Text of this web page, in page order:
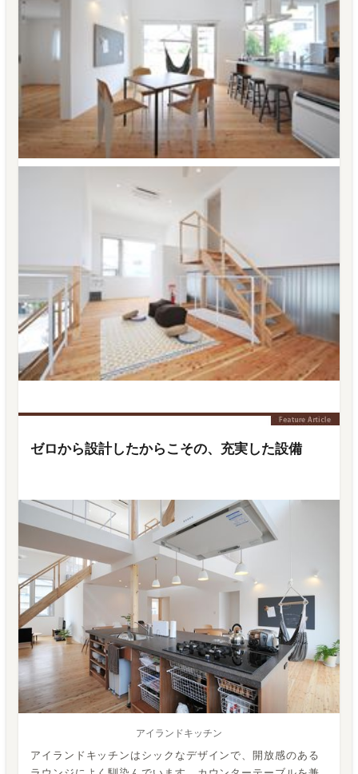
ゼロから設計したからこその、充実した設備
アイランドキッチン
アイランドキッチンはシックなデザインで、開放感のある